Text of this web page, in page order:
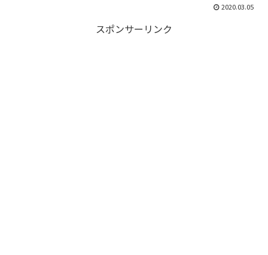
2020.03.05
スポンサーリンク